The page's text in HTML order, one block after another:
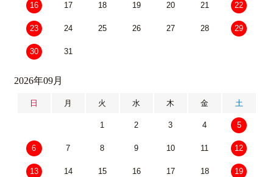
16 17 18 19 20 21 22
23 24 25 26 27 28 29
30 31
2026年09月
日 月 火 水 木 金 土
1 2 3 4 5
6 7 8 9 10 11 12
13 14 15 16 17 18 19